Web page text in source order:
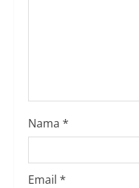
i
n
g
Nama *
Email *